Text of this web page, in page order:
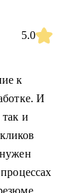
5.0
к
И
и